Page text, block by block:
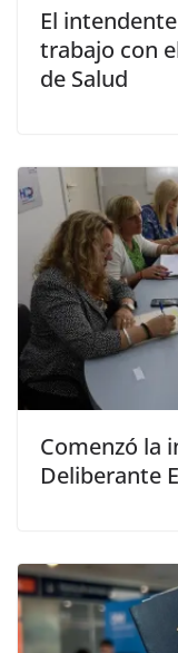
El
trabajo con
de Salud
Comenzó la
Deliberante